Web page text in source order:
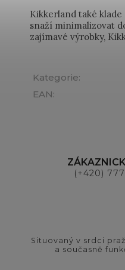
Kikkerland také
snaží minimalizovat
zajímavé výrobky,
Kategorie:
EAN:
(+420)
Situovaný v srdci
a současně